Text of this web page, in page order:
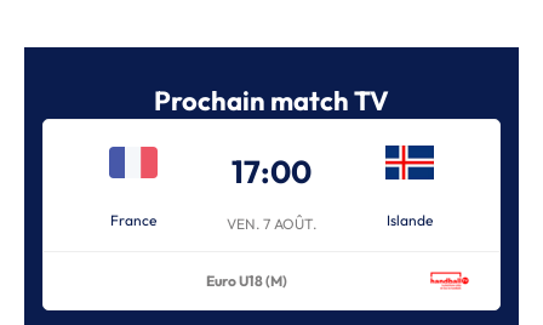
Prochain match TV
France
17:00
VEN. 7 AOÛT. Islande
Euro U18 (M)